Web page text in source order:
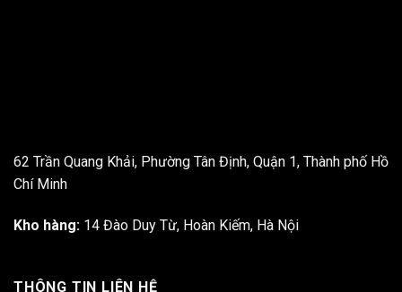
62 Trần Quang Khải, Phường Tân Định, Quận 1, Thành phố Hồ
Chí Minh
Kho hàng: 14 Đào Duy Từ, Hoàn Kiếm, Hà Nội
THÔNG TIN LIÊN HỆ